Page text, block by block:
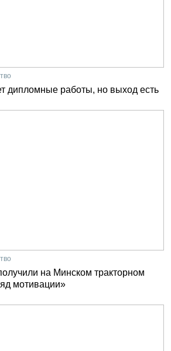
дипломные работы, но выход есть
на Минском тракторном
мотивации»